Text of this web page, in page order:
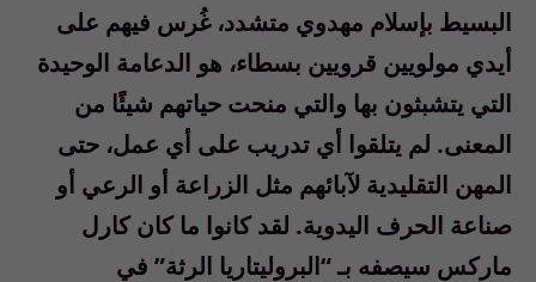
البسيط بإسلام مهدوي متشدد، غُرس فيهم على
أيدي مولويين قرويين بسطاء، هو الدعامة الوحيدة
التي يتشبثون بها والتي منحت حياتهم شيئًا من
المعنى. لم يتلقوا أي تدريب على أي عمل، حتى
المهن التقليدية لآبائهم مثل الزراعة أو الرعي أو
صناعة الحرف اليدوية. لقد كانوا ما كان كارل
ماركس سيصفه بـ“البروليتاريا الرثة” في